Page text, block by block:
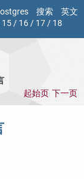
搜索
英文
15/ 16/ 17/ 18
起始页 下一页